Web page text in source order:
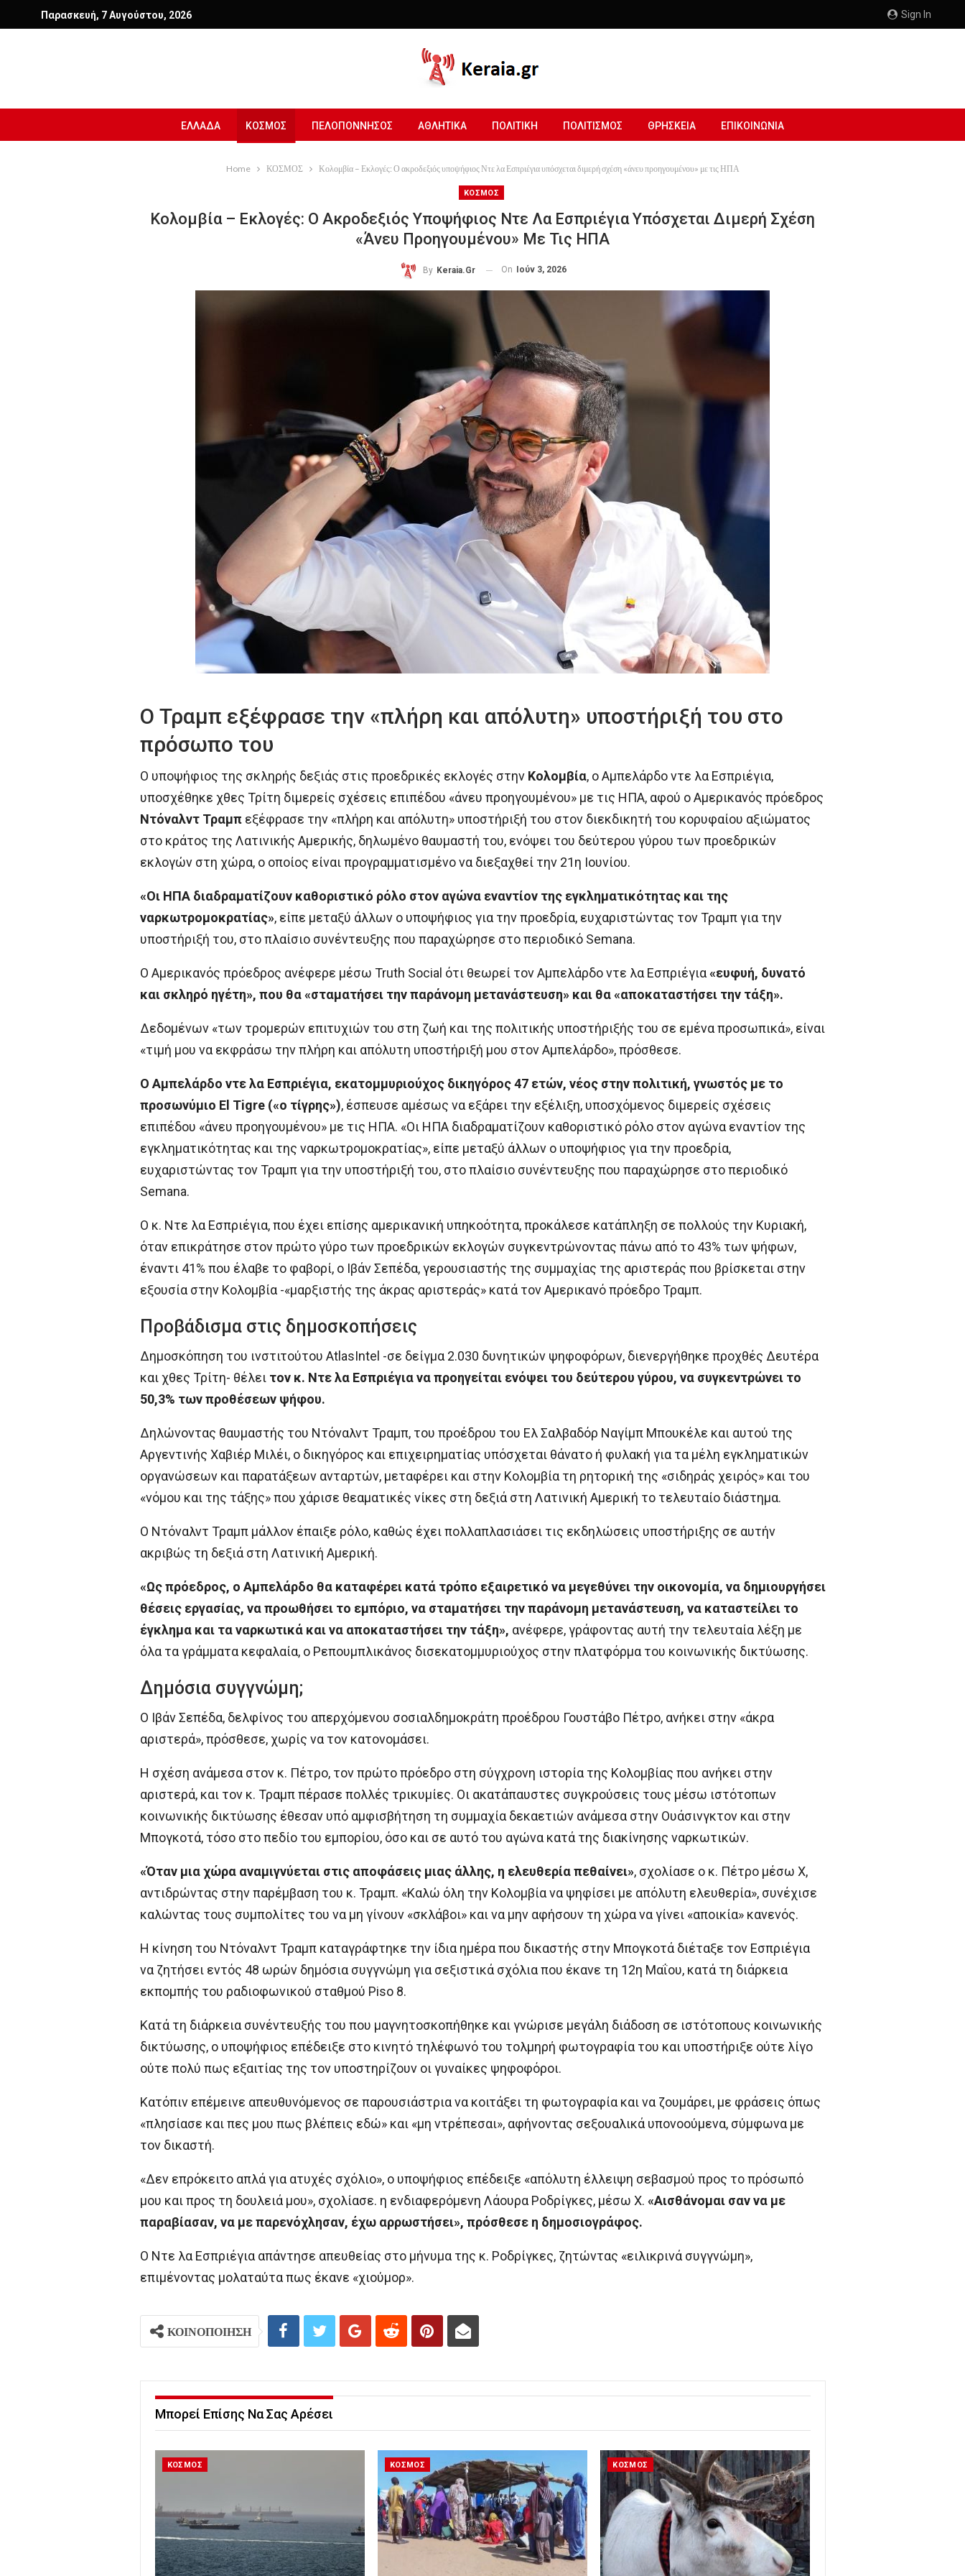
Sign In
Παρασκευή, 7 Αυγούστου, 2026
ΕΛΛΑΔΑ ΚΟΣΜΟΣ ΠΕΛΟΠΟΝΝΗΣΟΣ ΑΘΛΗΤΙΚΑ ΠΟΛΙΤΙΚΗ ΠΟΛΙΤΙΣΜΟΣ ΘΡΗΣΚΕΙΑ ΕΠΙΚΟΙΝΩΝΙΑ
Home ΚΟΣΜΟΣ Κολομβία – Εκλογές: Ο ακροδεξιός υποψήφιος Ντε λα Εσπριέγια υπόσχεται διμερή σχέση «άνευ προηγουμένου» με τις ΗΠΑ
ΚΟΣΜΟΣ
Κολομβία – Εκλογές: Ο Ακροδεξιός Υποψήφιος Ντε Λα Εσπριέγια Υπόσχεται Διμερή Σχέση
«άνευ Προηγουμένου» Με Τις ΗΠΑ
By Keraia.gr On Ιούν 3, 2026
Ο Τραμπ εξέφρασε την «πλήρη και απόλυτη» υποστήριξή του στο
πρόσωπο του
Ο υποψήφιος της σκληρής δεξιάς στις προεδρικές εκλογές στηνΚολομβία, ο Αμπελάρδο ντε λα Εσπριέγια,
υποσχέθηκε χθες Τρίτη διμερείς σχέσεις επιπέδου «άνευ προηγουμένου» με τις ΗΠΑ, αφού ο Αμερικανός πρόεδρος
Ντόναλντ Τραμπεξέφρασε την «πλήρη και απόλυτη» υποστήριξή του στον διεκδικητή του κορυφαίου αξιώματος
στο κράτος της Λατινικής Αμερικής, δηλωμένο θαυμαστή του, ενόψει του δεύτερου γύρου των προεδρικών
εκλογών στη χώρα, ο οποίος είναι προγραμματισμένο να διεξαχθεί την 21η Ιουνίου.
«Οι ΗΠΑ διαδραματίζουν καθοριστικό ρόλο στον αγώνα εναντίον της εγκληματικότητας και της
ναρκωτρομοκρατίας», είπε μεταξύ άλλων ο υποψήφιος για την προεδρία, ευχαριστώντας τον Τραμπ για την
υποστήριξή του, στο πλαίσιο συνέντευξης που παραχώρησε στο περιοδικό Semana.
Ο Αμερικανός πρόεδρος ανέφερε μέσω Truth Social ότι θεωρεί τον Αμπελάρδο ντε λα Εσπριέγια«ευφυή, δυνατό
και σκληρό ηγέτη», που θα «σταματήσει την παράνομη μετανάστευση» και θα «αποκαταστήσει την τάξη».
Δεδομένων «των τρομερών επιτυχιών του στη ζωή και της πολιτικής υποστήριξής του σε εμένα προσωπικά», είναι
«τιμή μου να εκφράσω την πλήρη και απόλυτη υποστήριξή μου στον Αμπελάρδο», πρόσθεσε.
Ο Αμπελάρδο ντε λα Εσπριέγια, εκατομμυριούχος δικηγόρος 47 ετών, νέος στην πολιτική, γνωστός με το
προσωνύμιο El Tigre («ο τίγρης»), έσπευσε αμέσως να εξάρει την εξέλιξη, υποσχόμενος διμερείς σχέσεις
επιπέδου «άνευ προηγουμένου» με τις ΗΠΑ. «Οι ΗΠΑ διαδραματίζουν καθοριστικό ρόλο στον αγώνα εναντίον της
εγκληματικότητας και της ναρκωτρομοκρατίας», είπε μεταξύ άλλων ο υποψήφιος για την προεδρία,
ευχαριστώντας τον Τραμπ για την υποστήριξή του, στο πλαίσιο συνέντευξης που παραχώρησε στο περιοδικό
Semana.
Ο κ. Ντε λα Εσπριέγια, που έχει επίσης αμερικανική υπηκοότητα, προκάλεσε κατάπληξη σε πολλούς την Κυριακή,
όταν επικράτησε στον πρώτο γύρο των προεδρικών εκλογών συγκεντρώνοντας πάνω από το 43% των ψήφων,
έναντι 41% που έλαβε το φαβορί, ο Ιβάν Σεπέδα, γερουσιαστής της συμμαχίας της αριστεράς που βρίσκεται στην
εξουσία στην Κολομβία -«μαρξιστής της άκρας αριστεράς» κατά τον Αμερικανό πρόεδρο Τραμπ.
Προβάδισμα στις δημοσκοπήσεις
Δημοσκόπηση του ινστιτούτου AtlasIntel -σε δείγμα 2.030 δυνητικών ψηφοφόρων, διενεργήθηκε προχθές Δευτέρα
και χθες Τρίτη- θέλει τον κ. Ντε λα Εσπριέγια να προηγείται ενόψει του δεύτερου γύρου, να συγκεντρώνει το
50,3% των προθέσεων ψήφου.
Δηλώνοντας θαυμαστής του Ντόναλντ Τραμπ, του προέδρου του Ελ Σαλβαδόρ Ναγίμπ Μπουκέλε και αυτού της
Αργεντινής Χαβιέρ Μιλέι, ο δικηγόρος και επιχειρηματίας υπόσχεται θάνατο ή φυλακή για τα μέλη εγκληματικών
οργανώσεων και παρατάξεων ανταρτών, μεταφέρει και στην Κολομβία τη ρητορική της «σιδηράς χειρός» και του
«νόμου και της τάξης» που χάρισε θεαματικές νίκες στη δεξιά στη Λατινική Αμερική το τελευταίο διάστημα.
Ο Ντόναλντ Τραμπ μάλλον έπαιξε ρόλο, καθώς έχει πολλαπλασιάσει τις εκδηλώσεις υποστήριξης σε αυτήν
ακριβώς τη δεξιά στη Λατινική Αμερική.
«Ως πρόεδρος, ο Αμπελάρδο θα καταφέρει κατά τρόπο εξαιρετικό να μεγεθύνει την οικονομία, να δημιουργήσει
θέσεις εργασίας, να προωθήσει το εμπόριο, να σταματήσει την παράνομη μετανάστευση, να καταστείλει το
έγκλημα και τα ναρκωτικά και να αποκαταστήσει την τάξη», ανέφερε, γράφοντας αυτή την τελευταία λέξη με
όλα τα γράμματα κεφαλαία, ο Ρεπουμπλικάνος δισεκατομμυριούχος στην πλατφόρμα του κοινωνικής δικτύωσης.
Δημόσια συγγνώμη;
Ο Ιβάν Σεπέδα, δελφίνος του απερχόμενου σοσιαλδημοκράτη προέδρου Γουστάβο Πέτρο, ανήκει στην «άκρα
αριστερά», πρόσθεσε, χωρίς να τον κατονομάσει.
Η σχέση ανάμεσα στον κ. Πέτρο, τον πρώτο πρόεδρο στη σύγχρονη ιστορία της Κολομβίας που ανήκει στην
αριστερά, και τον κ. Τραμπ πέρασε πολλές τρικυμίες. Οι ακατάπαυστες συγκρούσεις τους μέσω ιστότοπων
κοινωνικής δικτύωσης έθεσαν υπό αμφισβήτηση τη συμμαχία δεκαετιών ανάμεσα στην Ουάσινγκτον και στην
Μπογκοτά, τόσο στο πεδίο του εμπορίου, όσο και σε αυτό του αγώνα κατά της διακίνησης ναρκωτικών.
«Όταν μια χώρα αναμιγνύεται στις αποφάσεις μιας άλλης, η ελευθερία πεθαίνει», σχολίασε ο κ. Πέτρο μέσω X,
αντιδρώντας στην παρέμβαση του κ. Τραμπ. «Καλώ όλη την Κολομβία να ψηφίσει με απόλυτη ελευθερία», συνέχισε
καλώντας τους συμπολίτες του να μη γίνουν «σκλάβοι» και να μην αφήσουν τη χώρα να γίνει «αποικία» κανενός.
Η κίνηση του Ντόναλντ Τραμπ καταγράφτηκε την ίδια ημέρα που δικαστής στην Μπογκοτά διέταξε τον Εσπριέγια
να ζητήσει εντός 48 ωρών δημόσια συγγνώμη για σεξιστικά σχόλια που έκανε τη 12η Μαΐου, κατά τη διάρκεια
εκπομπής του ραδιοφωνικού σταθμού Piso 8.
Κατά τη διάρκεια συνέντευξής του που μαγνητοσκοπήθηκε και γνώρισε μεγάλη διάδοση σε ιστότοπους κοινωνικής
δικτύωσης, ο υποψήφιος επέδειξε στο κινητό τηλέφωνό του τολμηρή φωτογραφία του και υποστήριξε ούτε λίγο
ούτε πολύ πως εξαιτίας της τον υποστηρίζουν οι γυναίκες ψηφοφόροι.
Κατόπιν επέμεινε απευθυνόμενος σε παρουσιάστρια να κοιτάξει τη φωτογραφία και να ζουμάρει, με φράσεις όπως
«πλησίασε και πες μου πως βλέπεις εδώ» και «μη ντρέπεσαι», αφήνοντας σεξουαλικά υπονοούμενα, σύμφωνα με
τον δικαστή.
«Δεν επρόκειτο απλά για ατυχές σχόλιο», ο υποψήφιος επέδειξε «απόλυτη έλλειψη σεβασμού προς το πρόσωπό
μου και προς τη δουλειά μου», σχολίασε. η ενδιαφερόμενη Λάουρα Ροδρίγκες, μέσω X. «Αισθάνομαι σαν να με
παραβίασαν, να με παρενόχλησαν, έχω αρρωστήσει», πρόσθεσε η δημοσιογράφος.
Ο Ντε λα Εσπριέγια απάντησε απευθείας στο μήνυμα της κ. Ροδρίγκες, ζητώντας «ειλικρινά συγγνώμη»,
επιμένοντας μολαταύτα πως έκανε «χιούμορ».
ΚΟΙΝΟΠΟΙΗΣΗ
Μπορεί Επίσης Να Σας Αρέσει
ΚΟΣΜΟΣ ΚΟΣΜΟΣ ΚΟΣΜΟΣ